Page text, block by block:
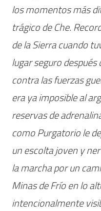
los momentos más
trágico de Che.
de la Sierra cuando
lugar seguro
contra las fuerzas
era ya imposible al
reservas de
como Purgatorio le
un escolta joven y
la marcha por un
Minas de Frío en lo
intencionalmente